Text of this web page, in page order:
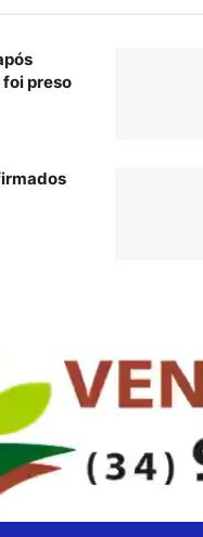
foi preso